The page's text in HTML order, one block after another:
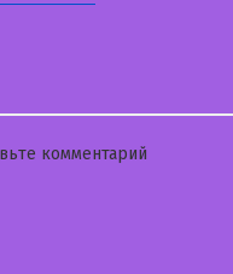
комментарий